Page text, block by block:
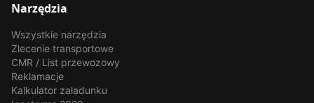
Narzędzia
Wszystkie narzędzia
Zlecenie transportowe
CMR / List przewozowy
Reklamacje
Kalkulator załadunku